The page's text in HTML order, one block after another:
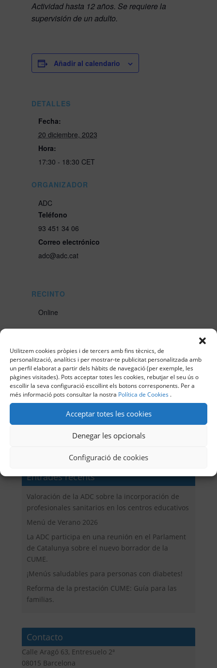
Utilitzem cookies pròpies i de tercers amb fins tècnics, de
personalització, analítics i per mostrar-te publicitat personalitzada amb
un perfil elaborat a partir dels hàbits de navegació (per exemple, les
pàgines visitades). Pots acceptar totes les cookies, rebutjar el seu ús o
escollir la seva configuració escollint els botons corresponents. Per a
més informació pots consultar la nostra Política de Cookies .
Acceptar totes les cookies
Denegar les opcionals
Configuració de cookies
Actividad hasta 12 años. Se requiere la
supervisión de un adulto.
Añadir al calendario
DETALLES
Fecha:
20 diciembre, 2023
Hora:
17:30 - 18:30 CET
ORGANIZADOR
ADC
Teléfono
93 451 34 06
Correo electrónico
adc@adc.cat
RECINTO
Online
💙👋🏼 La ADC te invita
a merendar 👩🏼‍🦳👨🏻‍🦱
Formación para
acompanyantes escolares en
diabetes
Buscar
Entrades recents
Valoración de la ADC sobre la incorporación de
profesionales sanitarios en los centros educativos
Menú de Verano 2026
La ADC participa en una reunión en el Parlament
de Catalunya sobre el nuevo borrador de la
CUME.
¡Menús saludables para personas con diabetes!
Reforma de la prestación CUME: Guía para las
familias.
Contacto
Calle Aragó 63, Entresuelo 2ª
08015 Barcelona